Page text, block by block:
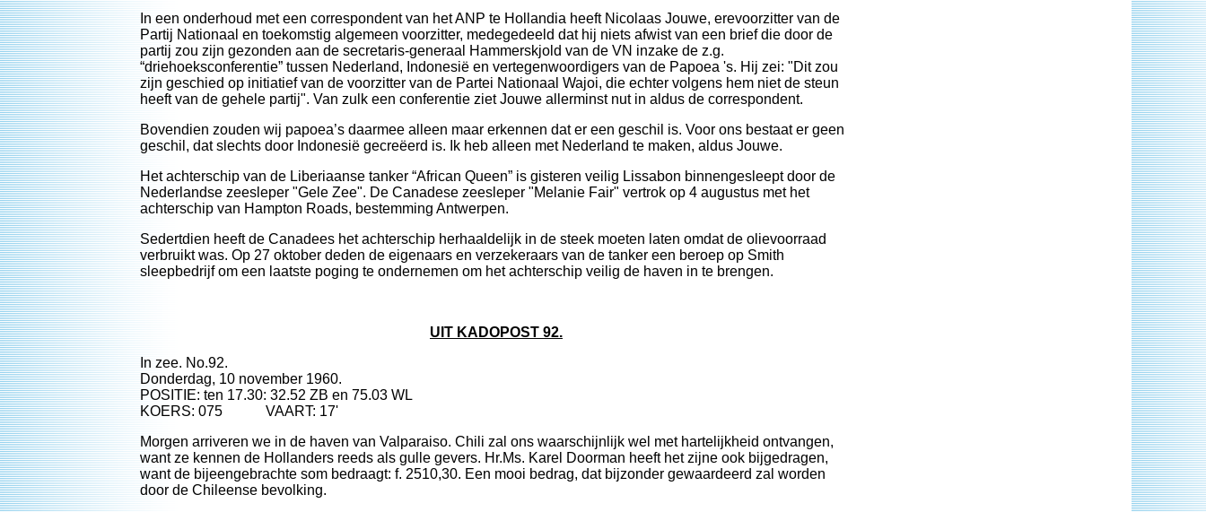
In een onderhoud met een correspondent van het ANP te Hollandia heeft Nicolaas Jouwe, erevoorzitter van de
Partij Nationaal en toekomstig algemeen voorzitter, medegedeeld dat hij niets afwist van een brief die door de
partij zou zijn gezonden aan de secretaris-generaal Hammerskjold van de VN inzake de z.g.
“driehoeksconferentie” tussen Nederland, Indonesië en vertegenwoordigers van de Papoea 's. Hij zei: "Dit zou
zijn geschied op initiatief van de voorzitter van de Partei Nationaal Wajoi, die echter volgens hem niet de steun
heeft van de gehele partij". Van zulk een conferentie ziet Jouwe allerminst nut in aldus de correspondent.
Bovendien zouden wij papoea’s daarmee alleen maar erkennen dat er een geschil is. Voor ons bestaat er geen
geschil, dat slechts door Indonesië gecreëerd is. Ik heb alleen met Nederland te maken, aldus Jouwe.
Het achterschip van de Liberiaanse tanker “African Queen” is gisteren veilig Lissabon binnengesleept door de
Nederlandse zeesleper "Gele Zee". De Canadese zeesleper "Melanie Fair" vertrok op 4 augustus met het
achterschip van Hampton Roads, bestemming Antwerpen.
Sedertdien heeft de Canadees het achterschip herhaaldelijk in de steek moeten laten omdat de olievoorraad
verbruikt was. Op 27 oktober deden de eigenaars en verzekeraars van de tanker een beroep op Smith
sleepbedrijf om een laatste poging te ondernemen om het achterschip veilig de haven in te brengen.
UIT KADOPOST 92.
In zee. No.92.
Donderdag, 10 november 1960.
POSITIE: ten 17.30: 32.52 ZB en 75.03 WL
KOERS: 075 VAART: 17'
Morgen arriveren we in de haven van Valparaiso. Chili zal ons waarschijnlijk wel met hartelijkheid ontvangen,
want ze kennen de Hollanders reeds als gulle gevers. Hr.Ms. Karel Doorman heeft het zijne ook bijgedragen,
want de bijeengebrachte som bedraagt: f. 2510,30. Een mooi bedrag, dat bijzonder gewaardeerd zal worden
door de Chileense bevolking.